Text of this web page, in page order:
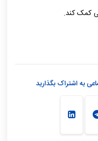
کمک کند.
به اشتراک بگذارید